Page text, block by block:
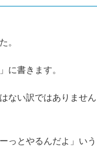
。
に書きます。
ない訳ではありません
っとやるんだよ」いう